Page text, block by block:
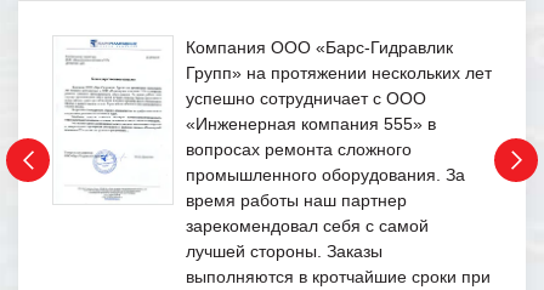
Компания ООО «Барс-Гидравлик
Групп» на протяжении нескольких лет
успешно сотрудничает с ООО
«Инженерная компания 555» в
вопросах ремонта сложного
промышленного оборудования. За
время работы наш партнер
зарекомендовал себя с самой
лучшей стороны. Заказы
выполняются в кротчайшие сроки при